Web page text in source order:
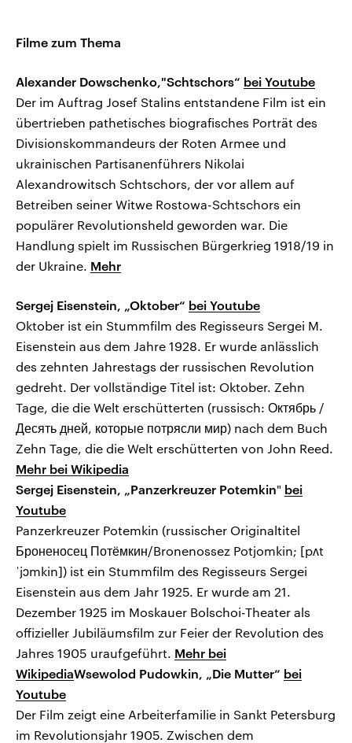
Filme zum Thema
Alexander Dowschenko,"Schtschors“ bei Youtube
Der im Auftrag Josef Stalins entstandene Film ist ein
übertrieben pathetisches biografisches Porträt des
Divisionskommandeurs der Roten Armee und
ukrainischen Partisanenführers Nikolai
Alexandrowitsch Schtschors, der vor allem auf
Betreiben seiner Witwe Rostowa-Schtschors ein
populärer Revolutionsheld geworden war. Die
Handlung spielt im Russischen Bürgerkrieg 1918/19 in
der Ukraine. Mehr
Sergej Eisenstein, „Oktober“ bei Youtube
Oktober ist ein Stummfilm des Regisseurs Sergei M.
Eisenstein aus dem Jahre 1928. Er wurde anlässlich
des zehnten Jahrestags der russischen Revolution
gedreht. Der vollständige Titel ist: Oktober. Zehn
Tage, die die Welt erschütterten (russisch: Октябрь /
Десять дней, которые потрясли мир) nach dem Buch
Zehn Tage, die die Welt erschütterten von John Reed.
Mehr bei Wikipedia
Sergej Eisenstein, „Panzerkreuzer Potemkin" bei
Youtube
Panzerkreuzer Potemkin (russischer Originaltitel
Броненосец Потёмкин/Bronenossez Potjomkin; [pʌt
ˈjɔmkin]) ist ein Stummfilm des Regisseurs Sergei
Eisenstein aus dem Jahr 1925. Er wurde am 21.
Dezember 1925 im Moskauer Bolschoi-Theater als
offizieller Jubiläumsfilm zur Feier der Revolution des
Jahres 1905 uraufgeführt. Mehr bei
WikipediaWsewolod Pudowkin, „Die Mutter“ bei
Youtube
Der Film zeigt eine Arbeiterfamilie in Sankt Petersburg
im Revolutionsjahr 1905. Zwischen dem